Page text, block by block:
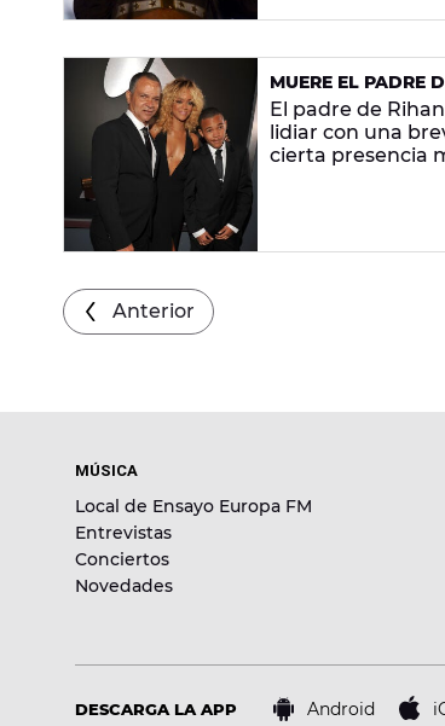
MUERE EL PADRE
El padre de
lidiar con una
cierta presencia
Anterior
MÚSICA
Local de Ensayo Europa FM
Entrevistas
Conciertos
Novedades
DESCARGA LA APP Android